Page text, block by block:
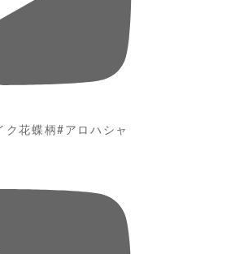
ク花蝶柄#アロハシャ